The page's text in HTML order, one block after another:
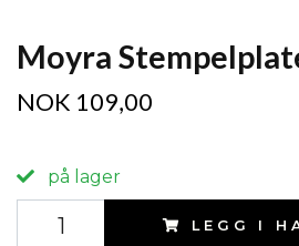
Moyra
NOK 109,00
på lager
LEGG I